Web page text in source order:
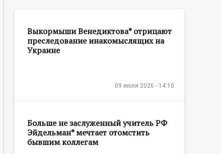
Выкормыши Венедиктова* отрицают
преследование инакомыслящих на
Украине
09 июля 2026 - 14:10
Больше не заслуженный учитель РФ
Эйдельман* мечтает отомстить
бывшим коллегам